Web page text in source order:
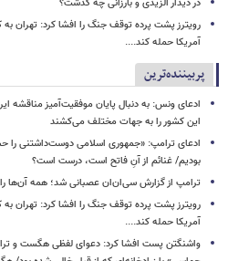
در دیدار الزیدی و بارزانی چه گذشت؟
رویترز پشت پرده توقف جنگ را افشا کرد: تهران
آمریکا حمله کند....
پربیننده‌ترین
ادعای ونس: به دنبال پایان موفقیت‌آمیز مناقشه
این کشور را به جهات مختلف می‌کشند
ادعای ترامپ: «جمهوری اسلامی دوست‌داشتنی را
بودیم/ غنائم از آنِ فاتح است، درست است؟
ترامپ از گزارش سی‌ان‌ان عصبانی شد؛ همه آن‌ها
رویترز پشت پرده توقف جنگ را افشا کرد: تهران
آمریکا حمله کند....
واشنگتن پست افشا کرد: دعوای لفظی هگست و